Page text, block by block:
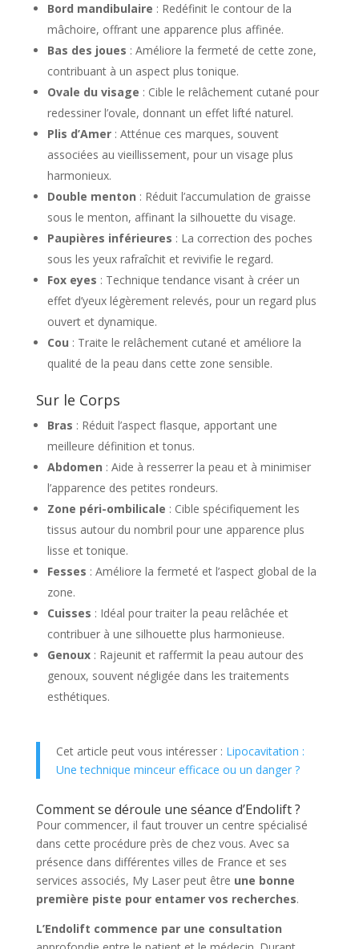
Bord mandibulaire : Redéfinit le contour de la
mâchoire, offrant une apparence plus affinée.
Bas des joues : Améliore la fermeté de cette zone,
contribuant à un aspect plus tonique.
Ovale du visage : Cible le relâchement cutané pour
redessiner l’ovale, donnant un effet lifté naturel.
Plis d’Amer: Atténue ces marques, souvent
associées au vieillissement, pour un visage plus
harmonieux.
Double menton : Réduit l’accumulation de graisse
sous le menton, affinant la silhouette du visage.
Paupières inférieures : La correction des poches
sous les yeux rafraîchit et revivifie le regard.
Fox eyes : Technique tendance visant à créer un
effet d’yeux légèrement relevés, pour un regard plus
ouvert et dynamique.
Cou : Traite le relâchement cutané et améliore la
qualité de la peau dans cette zone sensible.
Sur le Corps
Bras : Réduit l’aspect flasque, apportant une
meilleure définition et tonus.
Abdomen : Aide à resserrer la peau et à minimiser
l’apparence des petites rondeurs.
Zone péri-ombilicale : Cible spécifiquement les
tissus autour du nombril pour une apparence plus
lisse et tonique.
Fesses : Améliore la fermeté et l’aspect global de la
zone.
Cuisses : Idéal pour traiter la peau relâchée et
contribuer à une silhouette plus harmonieuse.
Genoux : Rajeunit et raffermit la peau autour des
genoux, souvent négligée dans les traitements
esthétiques.
Cet article peut vous intéresser : Lipocavitation :
Une technique minceur efficace ou un danger ?
Comment se déroule une séance d’Endolift ?
Pour commencer, il faut trouver un centre spécialisé
dans cette procédure près de chez vous. Avec sa
présence dans différentes villes de France et ses
services associés, My Laser peut être une bonne
première piste pour entamer vos recherches.
L’Endolift commence par une consultation